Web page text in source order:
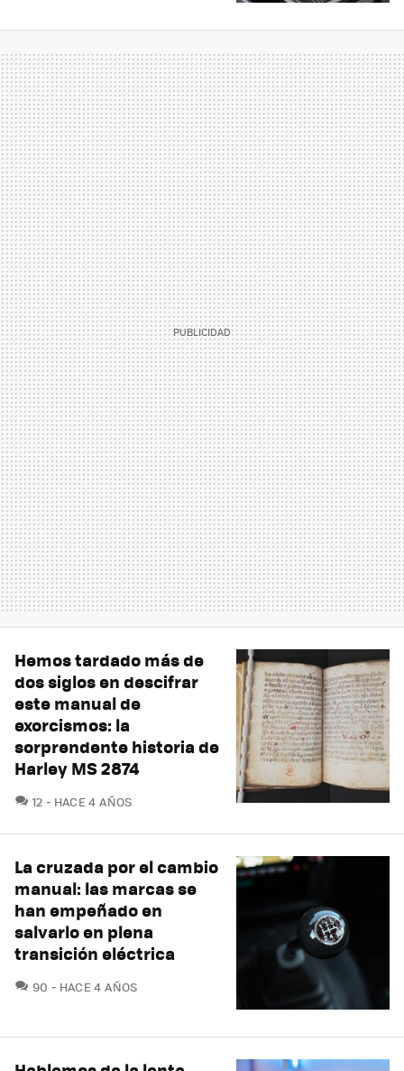
Hemos tardado más de
dos siglos en descifrar
este manual de
exorcismos: la
sorprendente historia de
Harley MS 2874
12 COMENTARIOS
HACE 4 AÑOS
La cruzada por el cambio
manual: las marcas se
han empeñado en
salvarlo en plena
transición eléctrica
90 COMENTARIOS
HACE 4 AÑOS